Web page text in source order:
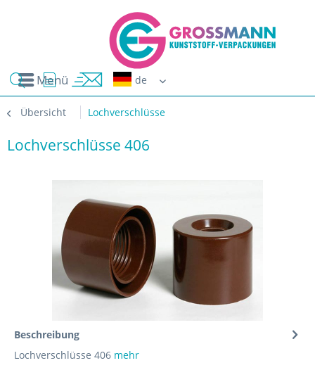
Menü
Übersicht Lochverschlüsse
Lochverschlüsse 406
Beschreibung
Lochverschlüsse 406 mehr